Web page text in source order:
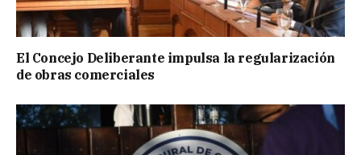
El Concejo Deliberante impulsa la regularización
de obras comerciales